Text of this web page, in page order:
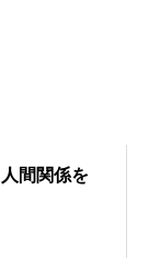
間関係を